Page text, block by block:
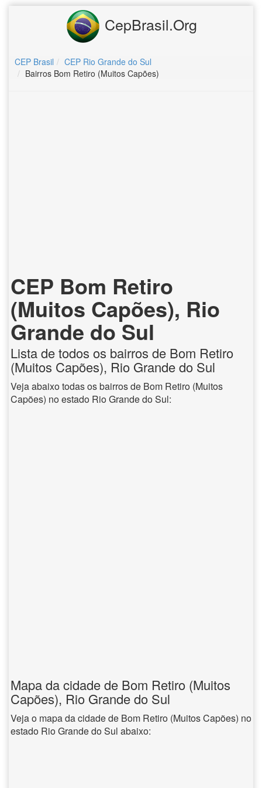
CepBrasil.Org
CEP Brasil
CEP Rio Grande do Sul
Bairros Bom Retiro (Muitos Capões)
CEP Bom Retiro
(Muitos Capões), Rio
Grande do Sul
Lista de todos os bairros de Bom Retiro
(Muitos Capões), Rio Grande do Sul
Veja abaixo todas os bairros de Bom Retiro (Muitos
Capões) no estado Rio Grande do Sul:
Mapa da cidade de Bom Retiro (Muitos
Capões), Rio Grande do Sul
Veja o mapa da cidade de Bom Retiro (Muitos Capões) no
estado Rio Grande do Sul abaixo: